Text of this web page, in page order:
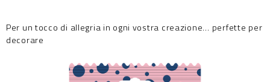
Per un tocco di allegria in ogni vostra creazione… perfette per
decorare